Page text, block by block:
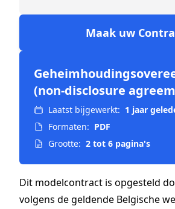
Maak uw
(non-disclosure
Laatst bijgewerkt: 1 jaar
Formaten: PDF
Grootte: 2 tot 6 pagina's
Dit modelcontract is opgesteld
volgens de geldende Belgische